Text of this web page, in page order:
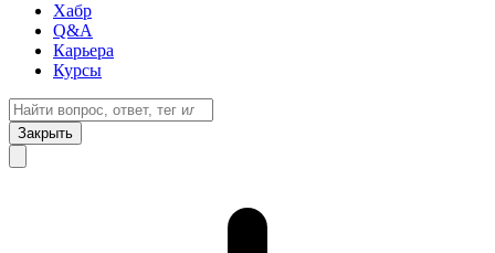
Хабр
Q&A
Карьера
Курсы
Закрыть